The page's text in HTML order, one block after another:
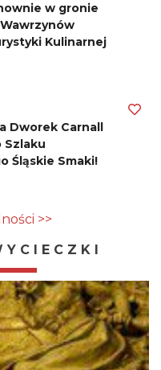
w gronie
Kulinarnej
Dworek Carnall
Szlaku
Śląskie Smaki!
>>